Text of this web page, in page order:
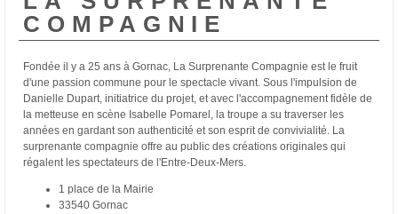
COMPAGNIE
Fondée il y a 25 ans à Gornac, La Surprenante Compagnie est le fruit
d'une passion commune pour le spectacle vivant. Sous l'impulsion de
Danielle Dupart, initiatrice du projet, et avec l'accompagnement fidèle de
la metteuse en scène Isabelle Pomarel, la troupe a su traverser les
années en gardant son authenticité et son esprit de convivialité. La
surprenante compagnie offre au public des créations originales qui
régalent les spectateurs de l'Entre-Deux-Mers.
1 place de la Mairie
33540 Gornac